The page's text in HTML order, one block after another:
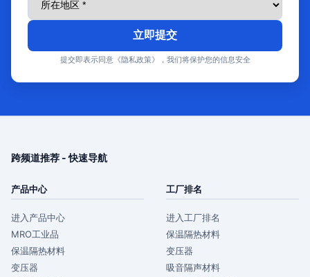
立即提交
提交即表示同意《隐私政策》，我们将保护您的信息安全
跨频道推荐 - 快速导航
产品中心
进入产品中心
MRO工业品
保温隔热材料
变压器
工厂排名
进入工厂排名
保温隔热材料
变压器
吸音隔声材料